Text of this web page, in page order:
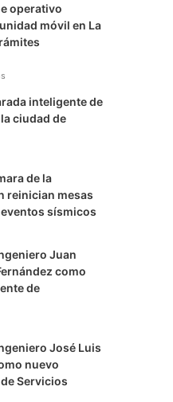
m
operativo
móvil en La
inteligente de
ciudad de
de la
reinician mesas
sísmicos
Juan
como
de
José Luis
nuevo
Servicios